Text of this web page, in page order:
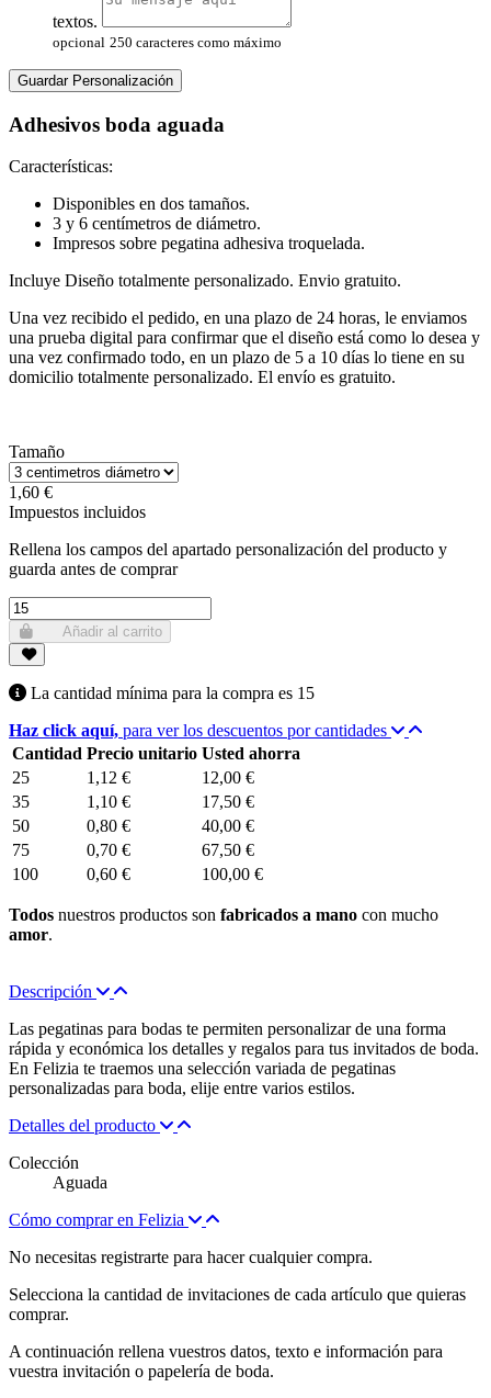
textos.
opcional 250 caracteres como máximo
Guardar Personalización
Adhesivos boda aguada
Características:
Disponibles en dos tamaños.
3 y 6 centímetros de diámetro.
Impresos sobre pegatina adhesiva troquelada.
Incluye Diseño totalmente personalizado. Envio gratuito.
Una vez recibido el pedido, en una plazo de 24 horas, le enviamos
una prueba digital para confirmar que el diseño está como lo desea y
una vez confirmado todo, en un plazo de 5 a 10 días lo tiene en su
domicilio totalmente personalizado. El envío es gratuito.
Tamaño
1,60 €
Impuestos incluidos
Rellena los campos del apartado personalización del producto y
guarda antes de comprar
Añadir al carrito
La cantidad mínima para la compra es 15
Haz click aquí, para ver los descuentos por cantidades
Cantidad Precio unitario Usted ahorra
25
1,12 €
12,00 €
35
1,10 €
17,50 €
50
0,80 €
40,00 €
75
0,70 €
67,50 €
100
0,60 € 100,00 €
Todos nuestros productos son fabricados a mano con mucho
amor.
Descripción
Las pegatinas para bodas te permiten personalizar de una forma
rápida y económica los detalles y regalos para tus invitados de boda.
En Felizia te traemos una selección variada de pegatinas
personalizadas para boda, elije entre varios estilos.
Detalles del producto
Colección
Aguada
Cómo comprar en Felizia
No necesitas registrarte para hacer cualquier compra.
Selecciona la cantidad de invitaciones de cada artículo que quieras
comprar.
A continuación rellena vuestros datos, texto e información para
vuestra invitación o papelería de boda.